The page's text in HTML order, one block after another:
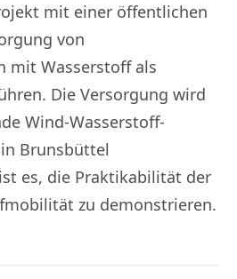
mit einer öffentlichen
von
mit Wasserstoff als
Die Versorgung wird
Wind-Wasserstoff-
Brunsbüttel
es, die Praktikabilität der
zu demonstrieren.